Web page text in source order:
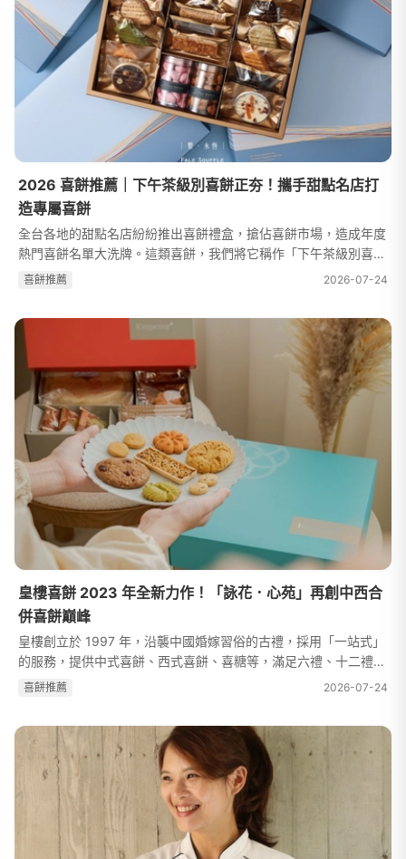
2026 喜餅推薦｜下午茶級別喜餅正夯！攜手甜點名店打
造專屬喜餅
全台各地的甜點名店紛紛推出喜餅禮盒，搶佔喜餅市場，造成年度
熱門喜餅名單大洗牌。這類喜餅，我們將它稱作「下午茶級別喜
餅」，不只精緻，而且美味，成為喜餅界的新寵兒！這些甜點名
喜餅推薦 2026-07-24
皇樓喜餅 2023 年全新力作！「詠花．心苑」再創中西合
併喜餅巔峰
皇樓創立於 1997 年，沿襲中國婚嫁習俗的古禮，採用「一站式」
的服務，提供中式喜餅、西式喜餅、喜糖等，滿足六禮、十二禮的
需求。歷年來，推出許多飽含復古元素的喜餅禮盒，既典雅又奢
喜餅推薦 2026-07-24